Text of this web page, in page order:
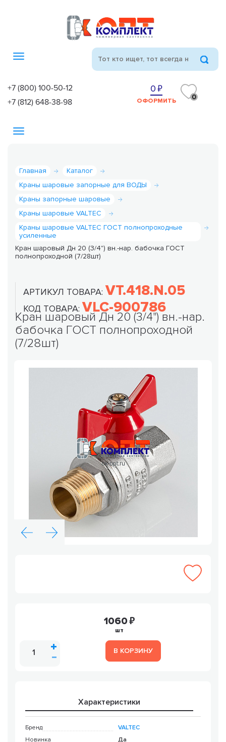
Toggle
+7 (800) 100-50-12
+7 (812) 648-38-98
0
ОФОРМИТЬ 0
Toggle
Главная
Каталог
Краны шаровые запорные для ВОДЫ
Краны запорные шаровые
Краны шаровые VALTEC
Краны шаровые VALTEC ГОСТ полнопроходные
усиленные
Кран шаровый Дн 20 (3/4") вн.-нар. бабочка ГОСТ
полнопроходной (7/28шт)
АРТИКУЛ ТОВАРА: VT.418.N.05
КОД ТОВАРА: VLC-900786
Кран шаровый Дн 20 (3/4") вн.-нар.
бабочка ГОСТ полнопроходной
(7/28шт)
1060
шт
В КОРЗИНУ
Характеристики
Бренд
VALTEC
Новинка
Да